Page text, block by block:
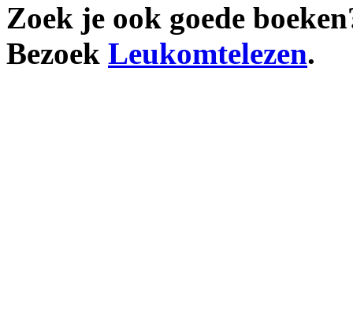
Zoek je ook goede
Bezoek Leukomtelezen.